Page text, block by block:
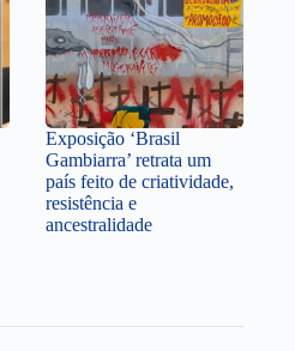
Exposição ‘Brasil
Gambiarra’ retrata um
país feito de criatividade,
resistência e
ancestralidade